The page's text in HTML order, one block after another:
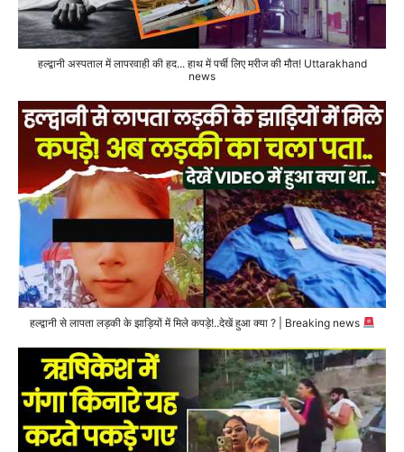
हल्द्वानी अस्पताल में लापरवाही की हद... हाथ में पर्ची लिए मरीज की मौत! Uttarakhand
news
हल्द्वानी से लापता लड़की के झाड़ियों में मिले कपड़े!..देखें हुआ क्या ? | Breaking news